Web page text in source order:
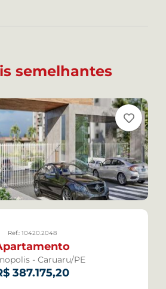
semelhantes
Ref.: 10420.2048
- Caruaru/PE
387.175,20